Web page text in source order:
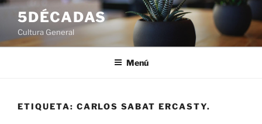
Saltar
contenido
5DÉCADAS
Cultura General
Menú
ETIQUETA: CARLOS SABAT ERCASTY.